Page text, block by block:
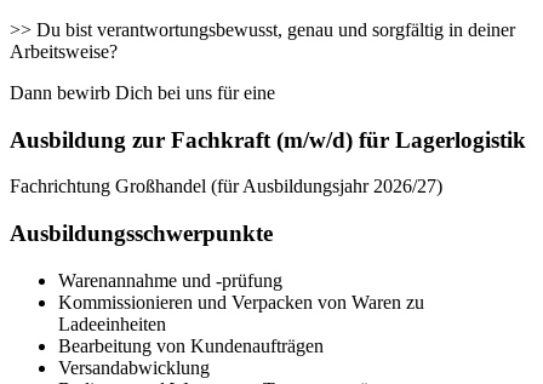
>> Du bist verantwortungsbewusst, genau und sorgfältig in deiner
Arbeitsweise?
Dann bewirb Dich bei uns für eine
Ausbildung zur Fachkraft (m/w/d) für Lagerlogistik
Fachrichtung Großhandel (für Ausbildungsjahr 2026/27)
Ausbildungsschwerpunkte
Warenannahme und -prüfung
Kommissionieren und Verpacken von Waren zu
Ladeeinheiten
Bearbeitung von Kundenaufträgen
Versandabwicklung